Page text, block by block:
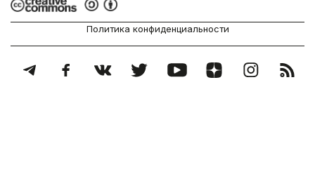
Политика конфиденциальности